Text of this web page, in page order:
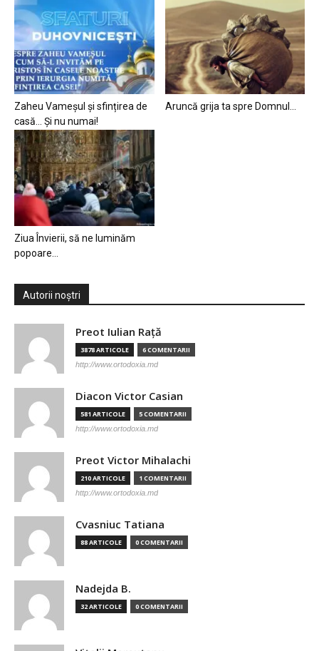
Zaheu Vameșul și sfințirea de
casă… Și nu numai!
Aruncă grija ta spre Domnul…
Ziua Învierii, să ne luminăm
popoare…
Autorii noștri
Preot Iulian Raţă
3878 ARTICOLE 6 COMENTARII
http://www.ortodoxia.md
Diacon Victor Casian
581 ARTICOLE 5 COMENTARII
http://www.ortodoxia.md
Preot Victor Mihalachi
210 ARTICOLE 1 COMENTARII
http://www.ortodoxia.md
Cvasniuc Tatiana
88 ARTICOLE 0 COMENTARII
Nadejda B.
32 ARTICOLE 0 COMENTARII